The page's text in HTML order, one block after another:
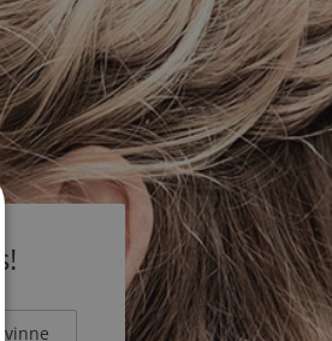
Kvinne